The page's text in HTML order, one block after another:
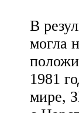
В
могла
1981
мире,